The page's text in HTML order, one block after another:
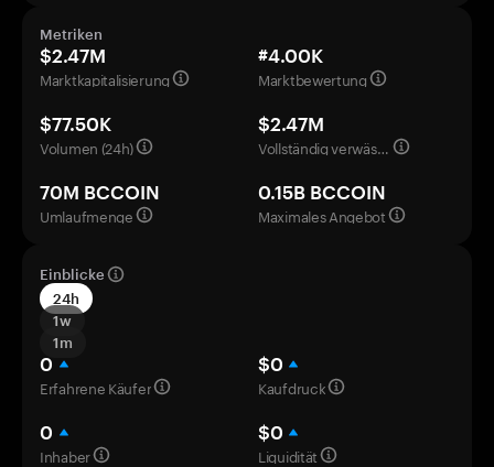
Metriken
$2.47M
Marktkapitalisierung
#4.00K
Marktbewertung
$77.50K
Volumen (24h)
$2.47M
Vollständig verwässerte Bewertung
70M BCCOIN
Umlaufmenge
0.15B BCCOIN
Maximales Angebot
Einblicke
24h
1w
1m
0
Erfahrene Käufer
$0
Kaufdruck
0
Inhaber
$0
Liquidität